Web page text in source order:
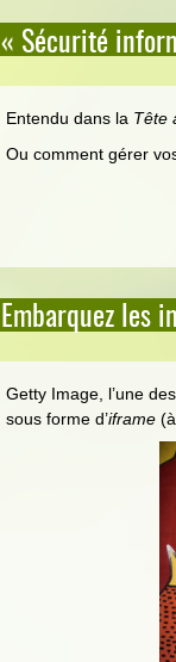
« Sécurité
Entendu dans la Tête
Ou comment gérer
Embarquez les
Getty Image, l’une
sous forme d’iframe(à